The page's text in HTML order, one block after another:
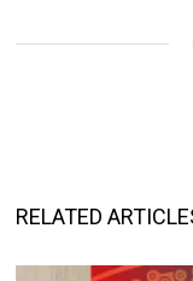
RELATED